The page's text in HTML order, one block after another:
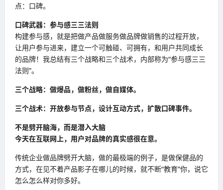
点：口碑。
口碑武器：参与感三三法则
构建参与感，就是把做产品做服务做品牌做销售的过程开放，
让用户参与进来，建立一个可触碰、可拥有，和用户共同成长
的品牌！我总结有三个战略和三个战术，内部称为“参与感三三
法则”。
三个战略：做爆品，做粉丝，做自媒体。
三个战术：开放参与节点，设计互动方式，扩散口碑事件。
不是劈开脑海，而是潜入大脑
今天在互联网上，用户对品牌的真实感很在意。
传统企业做品牌劈开大脑，做的最极端的例子，是做保健品的
方式，在见不着产品影子在哪儿的时候，就不断“教育”你，说它
怎么怎么样对你多好。